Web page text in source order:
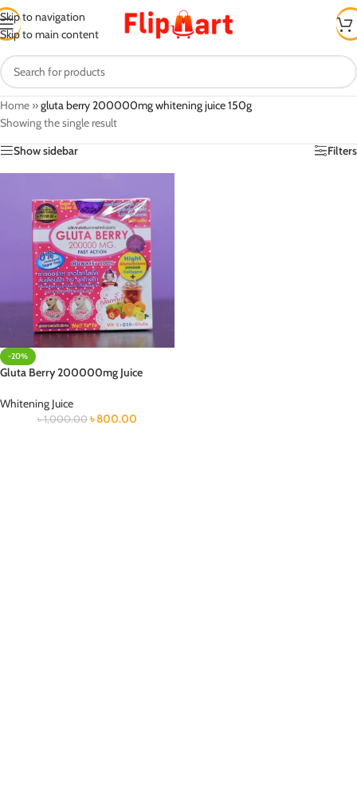
Skip to navigation
Skip to main content
Home »gluta berry 200000mg whitening juice 150g
Showing the single result
Show sidebar
Filters
-20%
Gluta Berry 200000mg Juice
Whitening Juice
৳1,000.00 ৳800.00